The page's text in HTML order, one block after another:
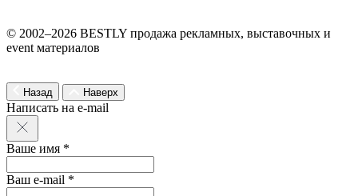
© 2002–2026 BESTLY продажа рекламных, выставочных и
event материалов
Назад Наверх
Написать на e-mail
Ваше имя *
Ваш e-mail *